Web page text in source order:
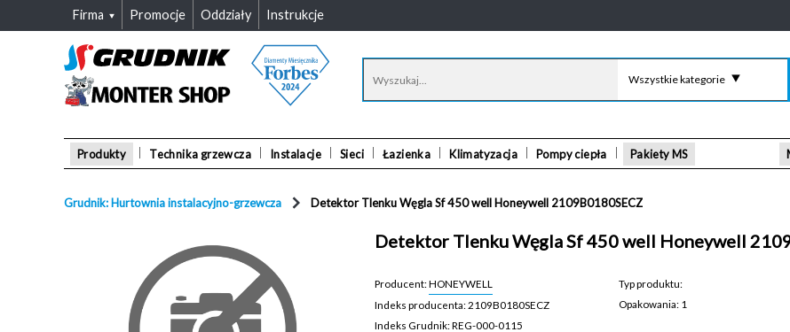
Firma Promocje Oddziały Instrukcje
Wszystkie kategorie
Produkty Technika grzewcza Instalacje Sieci Łazienka Klimatyzacja Pompy ciepła Pakiety MS
Grudnik: Hurtownia instalacyjno-grzewcza Detektor Tlenku Węgla Sf 450 well Honeywell 2109B0180SECZ
Detektor Tlenku Węgla Sf 450 well Honeywell
Producent:HONEYWELL
Indeks producenta: 2109B0180SECZ
Indeks Grudnik: REG-000-0115
Typ produktu:
Opakowania: 1